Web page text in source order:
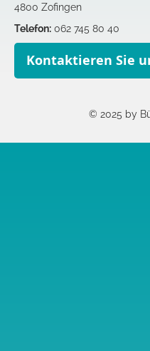
4800 Zofingen
Telefon: 062 745 80 40
Kontaktieren Sie
© 2025 by